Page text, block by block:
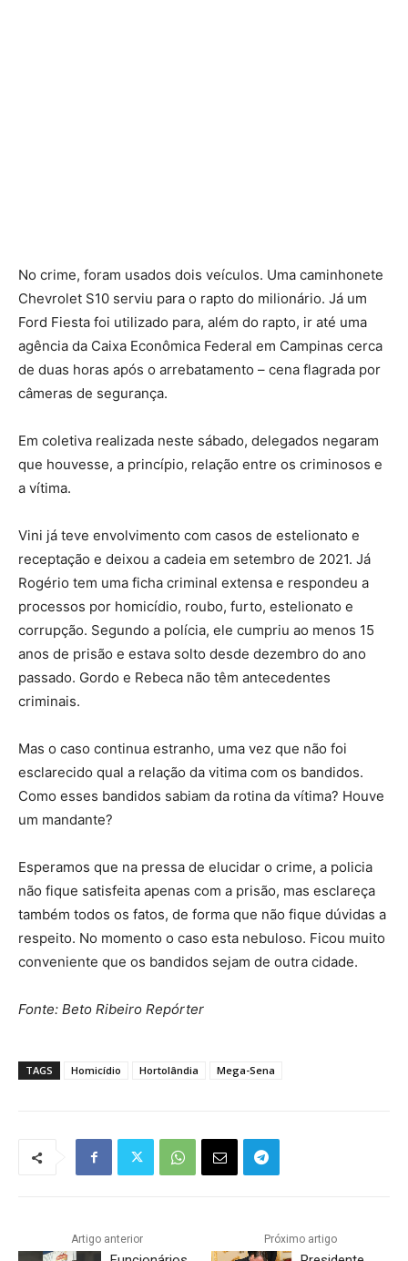
No crime, foram usados dois veículos. Uma caminhonete
Chevrolet S10 serviu para o rapto do milionário. Já um
Ford Fiesta foi utilizado para, além do rapto, ir até uma
agência da Caixa Econômica Federal em Campinas cerca
de duas horas após o arrebatamento – cena flagrada por
câmeras de segurança.
Em coletiva realizada neste sábado, delegados negaram
que houvesse, a princípio, relação entre os criminosos e
a vítima.
Vini já teve envolvimento com casos de estelionato e
receptação e deixou a cadeia em setembro de 2021. Já
Rogério tem uma ficha criminal extensa e respondeu a
processos por homicídio, roubo, furto, estelionato e
corrupção. Segundo a polícia, ele cumpriu ao menos 15
anos de prisão e estava solto desde dezembro do ano
passado. Gordo e Rebeca não têm antecedentes
criminais.
Mas o caso continua estranho, uma vez que não foi
esclarecido qual a relação da vitima com os bandidos.
Como esses bandidos sabiam da rotina da vítima? Houve
um mandante?
Esperamos que na pressa de elucidar o crime, a policia
não fique satisfeita apenas com a prisão, mas esclareça
também todos os fatos, de forma que não fique dúvidas a
respeito. No momento o caso esta nebuloso. Ficou muito
conveniente que os bandidos sejam de outra cidade.
Fonte: Beto Ribeiro Repórter
TAGS Homicídio Hortolândia Mega-Sena
Artigo anterior Próximo artigo